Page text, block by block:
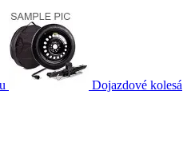
Dojazdové kolesá